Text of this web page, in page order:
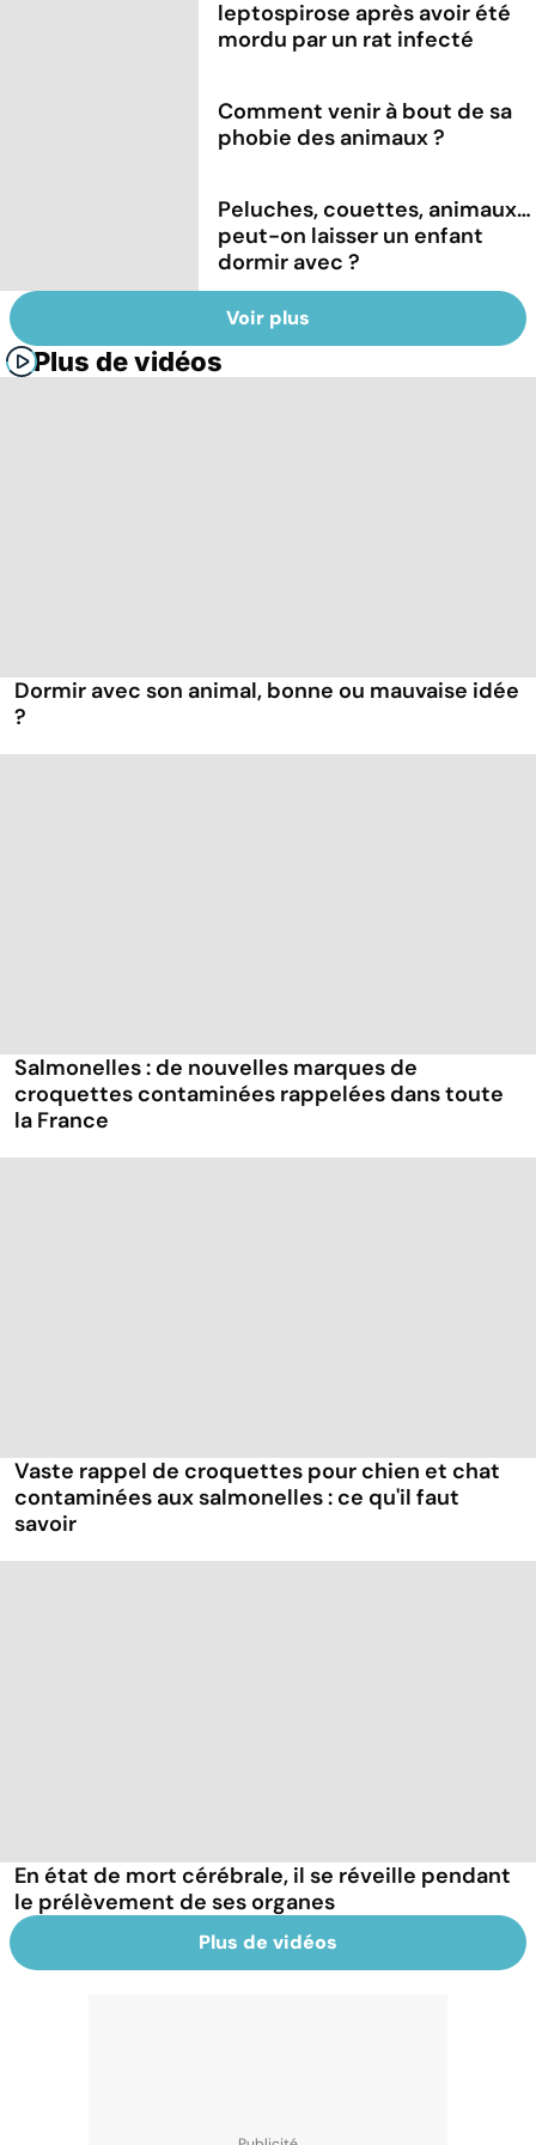
leptospirose après avoir été
mordu par un rat infecté
Comment venir à bout de sa
phobie des animaux ?
Peluches, couettes, animaux…
peut-on laisser un enfant
dormir avec ?
Voir plus
Plus de vidéos
Dormir avec son animal, bonne ou mauvaise idée
?
Salmonelles : de nouvelles marques de
croquettes contaminées rappelées dans toute
la France
Vaste rappel de croquettes pour chien et chat
contaminées aux salmonelles : ce qu'il faut
savoir
En état de mort cérébrale, il se réveille pendant
le prélèvement de ses organes
Plus de vidéos